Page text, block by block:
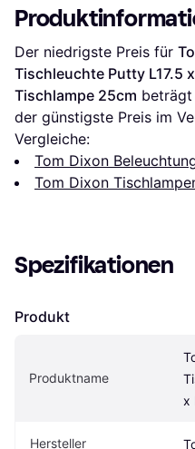
Der niedrigste Preis für
Tischleuchte Putty L17.5
Tischlampe 25cm
der günstigste Preis im
Vergleiche:
Tom Dixon
Tom Dixon
Spezifikationen
Produkt
Produktname
x
Hersteller